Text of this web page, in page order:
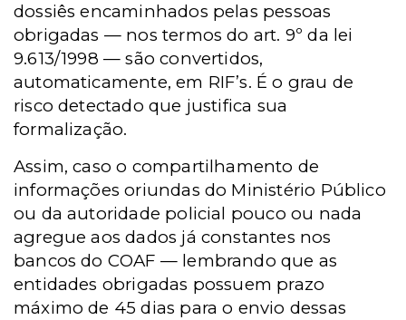
dossiês encaminhados pelas pessoas
obrigadas — nos termos do art. 9º da lei
9.613/1998 — são convertidos,
automaticamente, em RIF’s. É o grau de
risco detectado que justifica sua
formalização.
Assim, caso o compartilhamento de
informações oriundas do Ministério Público
ou da autoridade policial pouco ou nada
agregue aos dados já constantes nos
bancos do COAF — lembrando que as
entidades obrigadas possuem prazo
máximo de 45 dias para o envio dessas